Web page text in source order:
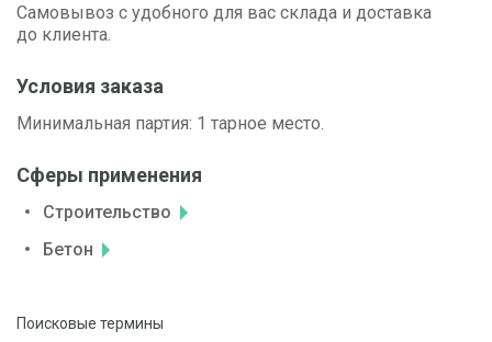
Самовывоз с удобного для вас склада и доставка
до клиента.
Условия заказа
Минимальная партия: 1 тарное место.
Сферы применения
Строительство
Бетон
Поисковые термины